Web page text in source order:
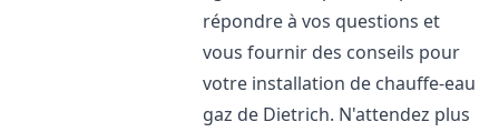
répondre à vos questions et
vous fournir des conseils pour
votre installation de chauffe-eau
gaz de Dietrich. N'attendez plus